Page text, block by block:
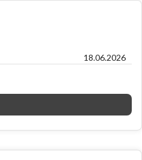
18.06.2026